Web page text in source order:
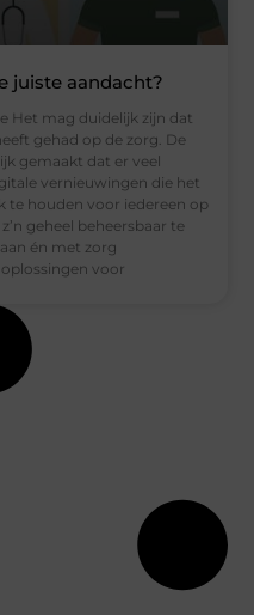
juiste aandacht?
Het mag duidelijk zijn dat
gehad op de zorg. De
gemaakt dat er veel
vernieuwingen die het
te houden voor iedereen op
geheel beheersbaar te
én met zorg
voor